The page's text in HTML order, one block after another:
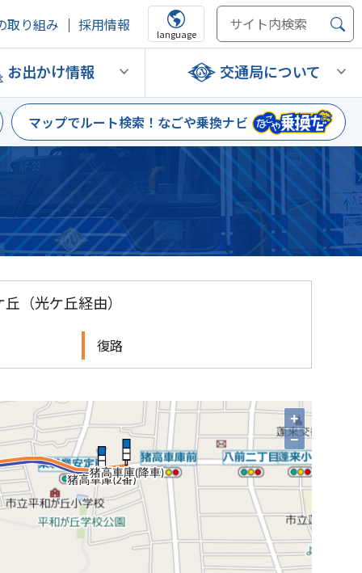
取り組み 採用情報
language
お出かけ情報 交通局について
マップでルート検索！ なごや乗換ナビ
丘 （光ケ丘経由）
復路
+
−